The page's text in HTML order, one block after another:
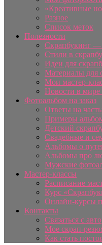
«Креативные
Разное
Список меток
Полезности
Скрапбукинг —
Стили в
Идеи для
Материалы для
Мои мастер-
Новости в мире
Фотоальбом на заказ
Ответы на
Примеры
Детский
Свадебные и
Альбомы о
Альбомы про
Мужские
Мастер-классы
Расписание
Курс
Онлайн-курсы
Контакты
Связаться с
Мое скрап-
Как стать